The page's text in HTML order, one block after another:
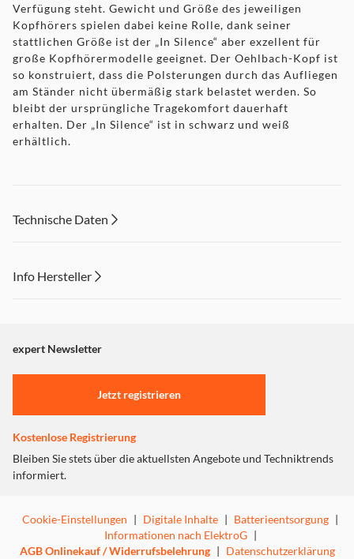
Verfügung steht. Gewicht und Größe des jeweiligen
Kopfhörers spielen dabei keine Rolle, dank seiner
stattlichen Größe ist der „In Silence“ aber exzellent für
große Kopfhörermodelle geeignet. Der Oehlbach-Kopf ist
so konstruiert, dass die Polsterungen durch das Aufliegen
am Ständer nicht übermäßig stark belastet werden. So
bleibt der ursprüngliche Tragekomfort dauerhaft
erhalten. Der „In Silence“ ist in schwarz und weiß
erhältlich.
Technische Daten
Info Hersteller
"Marketing".
Einstellungen anpassen
expert Newsletter
Jetzt registrieren
Kostenlose Registrierung
Bleiben Sie stets über die aktuellsten Angebote und Techniktrends
informiert.
Cookie-Einstellungen | Digitale Inhalte | Batterieentsorgung |
Informationen nach ElektroG |
AGB Onlinekauf / Widerrufsbelehrung | Datenschutzerklärung